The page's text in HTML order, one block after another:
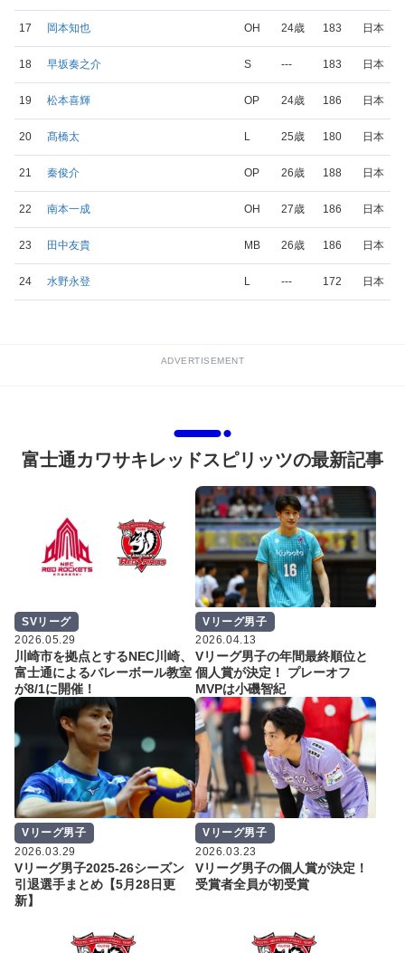
17 岡本知也 OH 24歳 183 日本
18 早坂奏之介 S --- 183 日本
19 松本喜輝 OP 24歳 186 日本
20 髙橋太 L 25歳 180 日本
21 秦俊介 OP 26歳 188 日本
22 南本一成 OH 27歳 186 日本
23 田中友貴 MB 26歳 186 日本
24 水野永登 L --- 172 日本
ADVERTISEMENT
富士通カワサキレッドスピリッツの最新記事
SVリーグ
2026.05.29
川崎市を拠点とするNEC川崎、
富士通によるバレーボール教室
が8/1に開催！
Vリーグ男子
2026.04.13
Vリーグ男子の年間最終順位と
個人賞が決定！ プレーオフ
MVPは小磯智紀
Vリーグ男子
2026.03.29
Vリーグ男子2025-26シーズン
引退選手まとめ【5月28日更
新】
Vリーグ男子
2026.03.23
Vリーグ男子の個人賞が決定！
受賞者全員が初受賞